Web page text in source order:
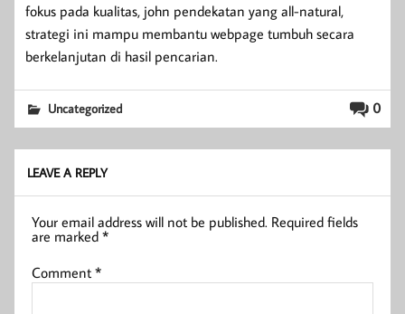
fokus pada kualitas, john pendekatan yang all-natural,
strategi ini mampu membantu webpage tumbuh secara
berkelanjutan di hasil pencarian.
0
Uncategorized
LEAVE A REPLY
Your email address will not be published. Required fields
are marked*
Comment*